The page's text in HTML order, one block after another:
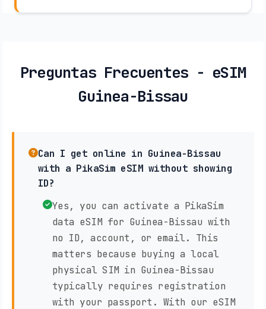
Preguntas Frecuentes - eSIM
Guinea-Bissau
Can I get online in Guinea-Bissau
with a PikaSim eSIM without showing
ID?
Yes, you can activate a PikaSim
data eSIM for Guinea-Bissau with
no ID, account, or email. This
matters because buying a local
physical SIM in Guinea-Bissau
typically requires registration
with your passport. With our eSIM